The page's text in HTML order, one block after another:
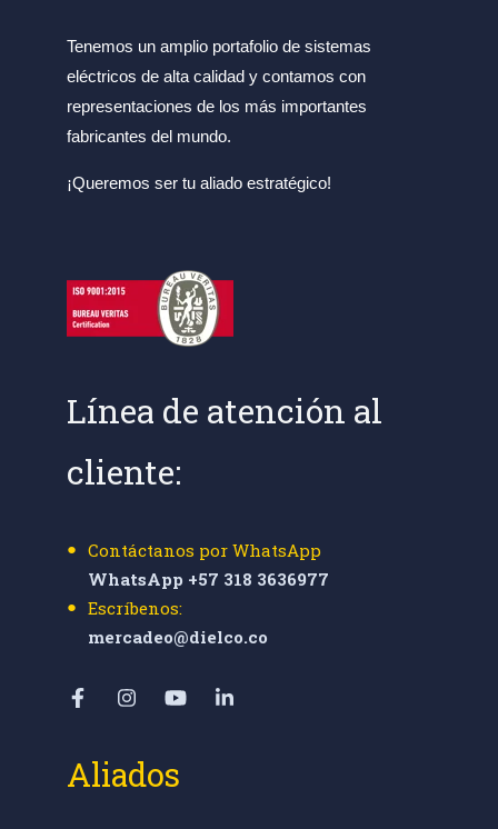
Tenemos un amplio portafolio de sistemas
eléctricos de alta calidad y contamos con
representaciones de los más importantes
fabricantes del mundo.
¡Queremos ser tu aliado estratégico!
Línea de atención al
cliente:
Contáctanos por WhatsApp
WhatsApp +57 318 3636977
Escríbenos:
mercadeo@dielco.co
Aliados